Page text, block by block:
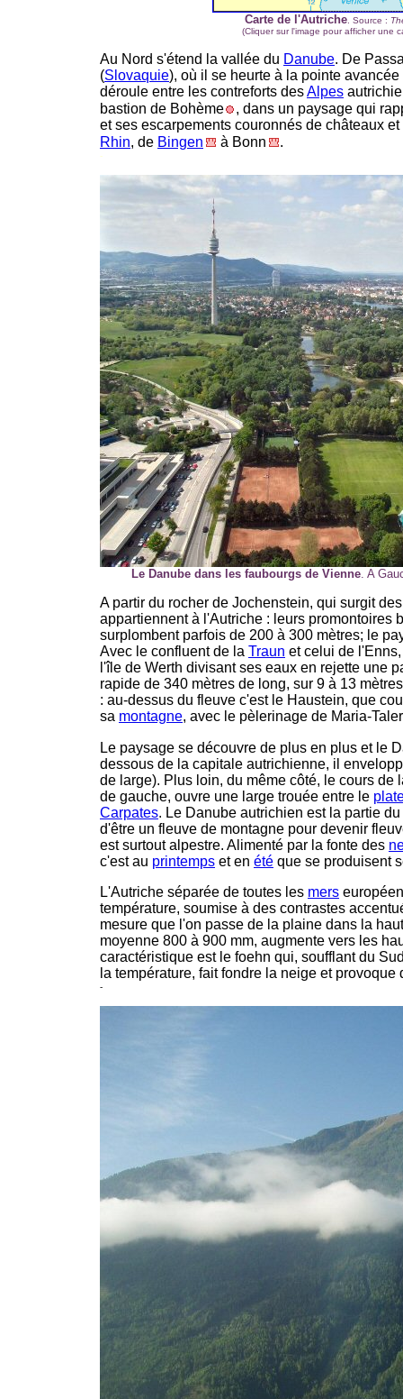
Carte de l'Autriche. Source :
(Cliquer sur l'image pour afficher une
Au Nord s'étend la vallée du Danube. De
(Slovaquie), où il se heurte à la pointe
déroule entre les contreforts desAlpes
bastion de Bohème
, dans un paysage qui
et ses escarpements couronnés de châteaux
Rhin, de Bingen à Bonn .
-
Le Danube dans les faubourgs de Vienne. A
A partir du rocher de Jochenstein, qui surgit
appartiennent à l'Autriche : leurs promontoires
surplombent parfois de 200 à 300 mètres; le
Avec le confluent de la Traun et celui de
l'île de Werth divisant ses eaux en rejette une
rapide de 340 mètres de long, sur 9 à 13
: au-dessus du fleuve c'est le Haustein, que
sa montagne, avec le pèlerinage de Maria-
Le paysage se découvre de plus en plus et le
dessous de la capitale autrichienne, il
de large). Plus loin, du même côté, le cours de
de gauche, ouvre une large trouée entre le
Carpates. Le Danube autrichien est la partie
d'être un fleuve de montagne pour devenir
est surtout alpestre. Alimenté par la fonte des
c'est au printemps et en été que se produisent
L'Autriche séparée de toutes les mers
température, soumise à des contrastes
mesure que l'on passe de la plaine dans la
moyenne 800 à 900 mm, augmente vers les
caractéristique est le foehn qui, soufflant du
la température, fait fondre la neige et provoque
-